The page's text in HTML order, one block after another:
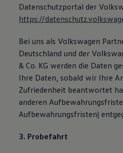
Datenschutzportal der
https://
Bei uns als Volkswagen
Deutschland und der
& Co. KG werden die Daten
Ihre Daten, sobald wir Ihre
Zufriedenheit beantwortet
anderen
Aufbewahrungsfristen)
3. Probefahrt